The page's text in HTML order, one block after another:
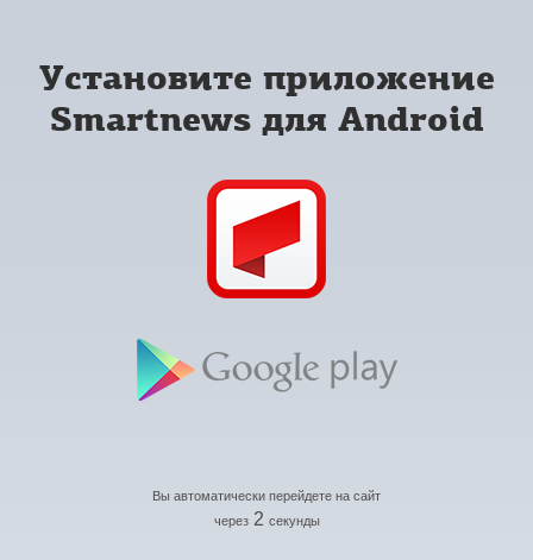
Установите приложение
Smartnews для Android
Вы автоматически перейдете на сайт
через 2 секунды